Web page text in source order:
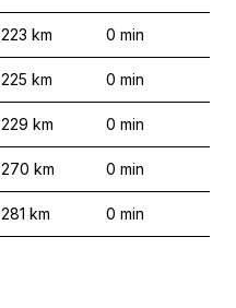
223 km 0 min
225 km 0 min
229 km 0 min
270 km 0 min
281 km 0 min